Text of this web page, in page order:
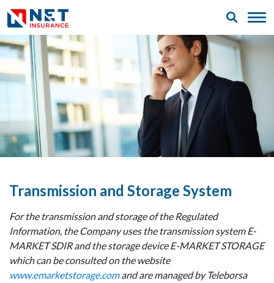
Transmission and Storage System
For the transmission and storage of the Regulated
Information, the Company uses the transmission system E-
MARKET SDIR and the storage device E-MARKET STORAGE
which can be consulted on the website
www.emarketstorage.comand are managed by Teleborsa